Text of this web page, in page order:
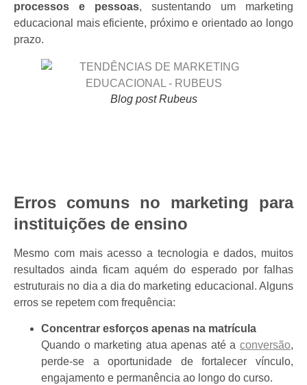
processos e pessoas, sustentando um marketing
educacional mais eficiente, próximo e orientado ao longo
prazo.
Blog post Rubeus
Erros comuns no marketing para
instituições de ensino
Mesmo com mais acesso a tecnologia e dados, muitos
resultados ainda ficam aquém do esperado por falhas
estruturais no dia a dia do marketing educacional. Alguns
erros se repetem com frequência:
Concentrar esforços apenas na matrícula
Quando o marketing atua apenas até a conversão,
perde-se a oportunidade de fortalecer vínculo,
engajamento e permanência ao longo do curso.